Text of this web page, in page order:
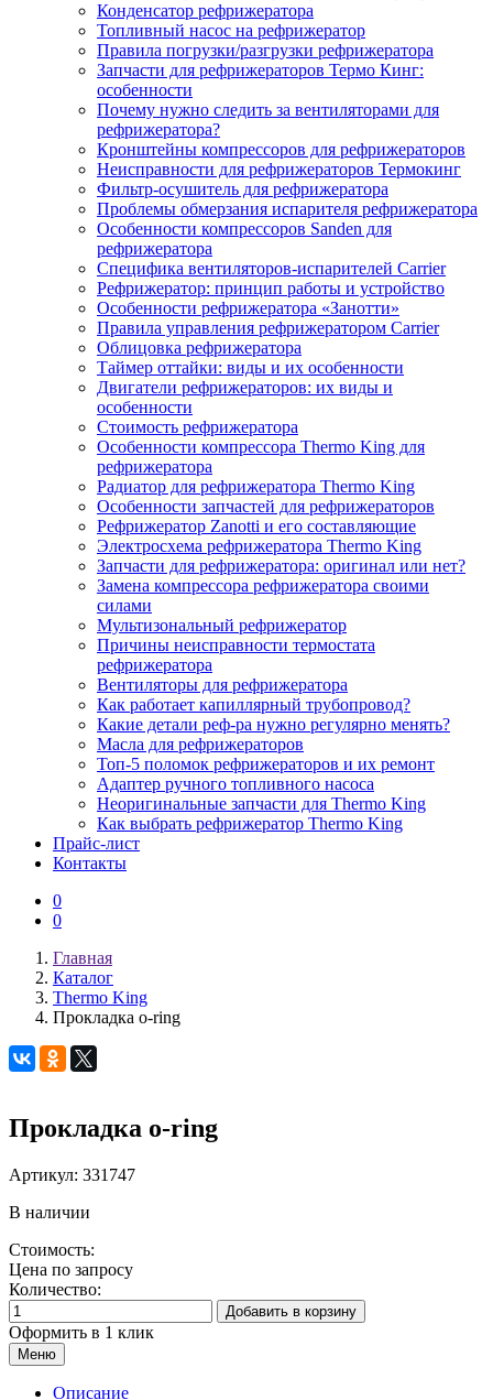
Конденсатор рефрижератора
Топливный насос на рефрижератор
Правила погрузки/разгрузки рефрижератора
Запчасти для рефрижераторов Термо Кинг:
особенности
Почему нужно следить за вентиляторами для
рефрижератора?
Кронштейны компрессоров для рефрижераторов
Неисправности для рефрижераторов Термокинг
Фильтр-осушитель для рефрижератора
Проблемы обмерзания испарителя рефрижератора
Особенности компрессоров Sanden для
рефрижератора
Специфика вентиляторов-испарителей Carrier
Рефрижератор: принцип работы и устройство
Особенности рефрижератора «Занотти»
Правила управления рефрижератором Carrier
Облицовка рефрижератора
Таймер оттайки: виды и их особенности
Двигатели рефрижераторов: их виды и
особенности
Стоимость рефрижератора
Особенности компрессора Thermo King для
рефрижератора
Радиатор для рефрижератора Thermo King
Особенности запчастей для рефрижераторов
Рефрижератор Zanotti и его составляющие
Электросхема рефрижератора Thermo King
Запчасти для рефрижератора: оригинал или нет?
Замена компрессора рефрижератора своими
силами
Мультизональный рефрижератор
Причины неисправности термостата
рефрижератора
Вентиляторы для рефрижератора
Как работает капиллярный трубопровод?
Какие детали реф-ра нужно регулярно менять?
Масла для рефрижераторов
Топ-5 поломок рефрижераторов и их ремонт
Адаптер ручного топливного насоса
Неоригинальные запчасти для Thermo King
Как выбрать рефрижератор Thermo King
Прайс-лист
Контакты
0
0
Главная
Каталог
Thermo King
Прокладка o-ring
Прокладка o-ring
Артикул: 331747
В наличии
Стоимость:
Цена по запросу
Количество:
Добавить в корзину
Оформить в 1 клик
Меню
Описание